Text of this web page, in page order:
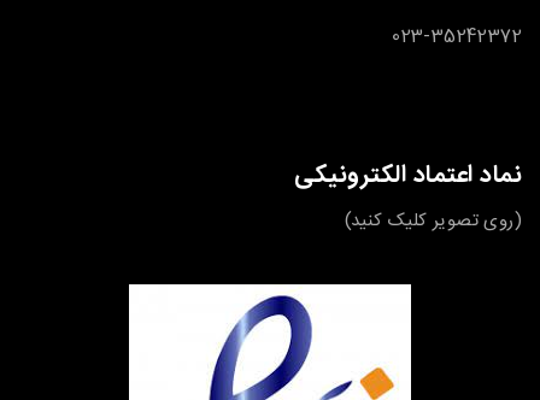
023-35242372
نماد اعتماد الکترونیکی
(روی تصویر کلیک کنید)